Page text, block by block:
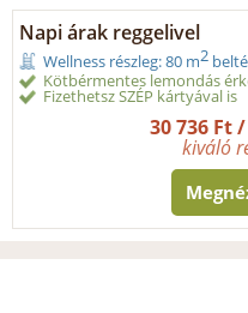
Napi árak reggelivel
Wellness részleg: 80 m2
Kötbérmentes lemondás
Fizethetsz SZÉP kártyával is
30 736 Ft
kiváló